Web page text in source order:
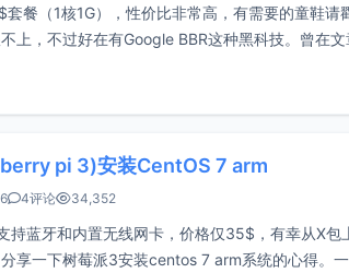
餐（1核1G），性价比非常高，有需要的童鞋
上，不过好在有Google BBR这种黑科技。曾在
pi 3)安装CentOS 7 arm
4评论 34,352
持蓝牙和内置无线网卡，价格仅35$，有幸从X
派3安装centos 7 arm系统的心得。一、准备工具 大于4G容量的TF卡一张（重要